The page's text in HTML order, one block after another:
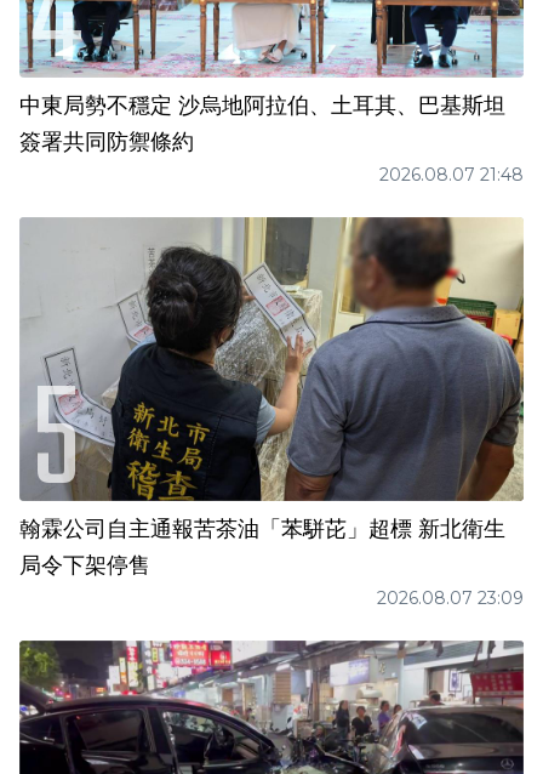
中東局勢不穩定 沙烏地阿拉伯、土耳其、巴基斯坦
簽署共同防禦條約
2026.08.07 21:48
翰霖公司自主通報苦茶油「苯駢芘」超標 新北衛生
局令下架停售
2026.08.07 23:09